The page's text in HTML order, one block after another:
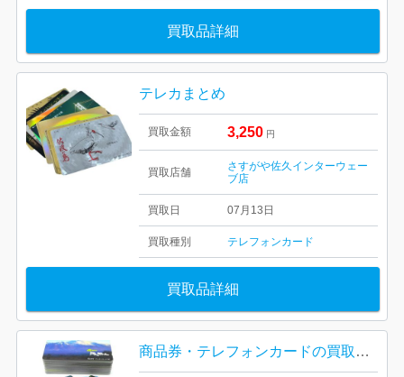
買取品詳細
テレカまとめ
買取金額 3,250 円
買取店舗
さすがや佐久インターウェー
ブ店
買取日 07月13日
買取種別 テレフォンカード
買取品詳細
商品券・テレフォンカードの買取もさすがや！| 福生市牛浜| テレフォンカードおまとめ